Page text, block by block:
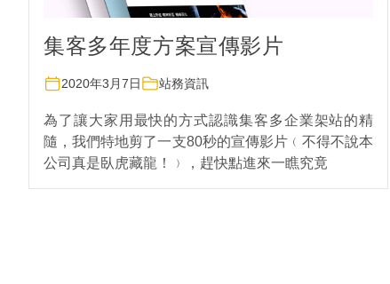
集客多年度方案宣傳影片
2020年3月7日 站務資訊
為了讓大家用最快的方式認識集客多企業架站的精
隨，我們特地剪了一支80秒的宣傳影片﹙不得不說本
公司真是臥虎藏龍！﹚，趕快點進來一瞧究竟